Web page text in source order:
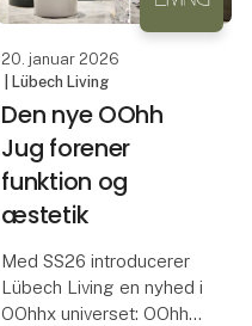
forbru
20. januar 2026
| Lübech Living
Den nye OOhh
Jug forener
funktion og
æstetik
Med SS26 introducerer
Lübech Living en nyhed i
OOhhx universet: OOhh